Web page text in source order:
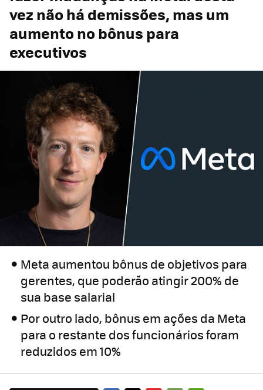
vez não há demissões, mas um
aumento no bônus para
executivos
Meta aumentou bônus de objetivos para
gerentes, que poderão atingir 200% de
sua base salarial
Por outro lado, bônus em ações da Meta
para o restante dos funcionários foram
reduzidos em 10%